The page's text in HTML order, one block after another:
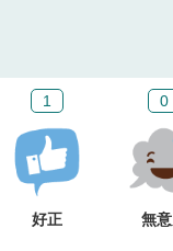
1
好正
0
無